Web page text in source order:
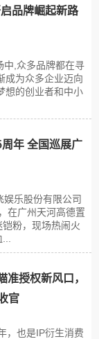
品牌崛起新路
中,众多品牌都在寻
成为众多企业迈向
想的创业者和中小
年 全国巡展广
乐股份有限公司
在广州天河高德置
粉，现场热闹火
准授权新风口，
官
，也是IP衍生消费